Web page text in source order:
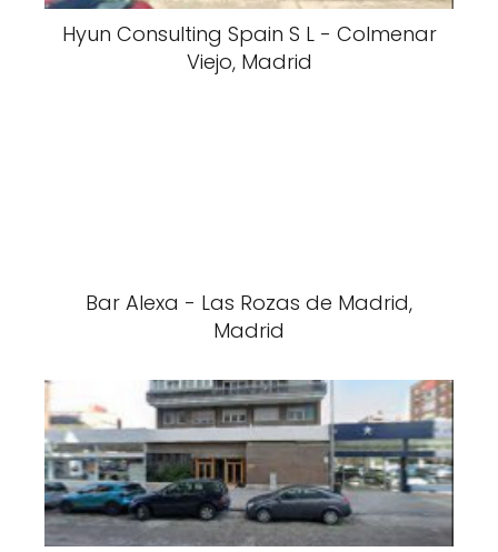
Hyun Consulting Spain S L - Colmenar
Viejo, Madrid
Bar Alexa - Las Rozas de Madrid,
Madrid